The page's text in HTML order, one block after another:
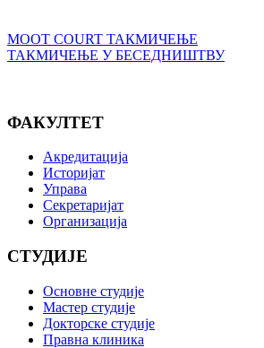
MOOT COURT ТАКМИЧЕЊЕ
ТАКМИЧЕЊЕ У БЕСЕДНИШТВУ
ФАКУЛТЕТ
Акредитација
Историјат
Управа
Секретаријат
Организација
СТУДИЈЕ
Основне студије
Мастер студије
Докторске студије
Правна клиника